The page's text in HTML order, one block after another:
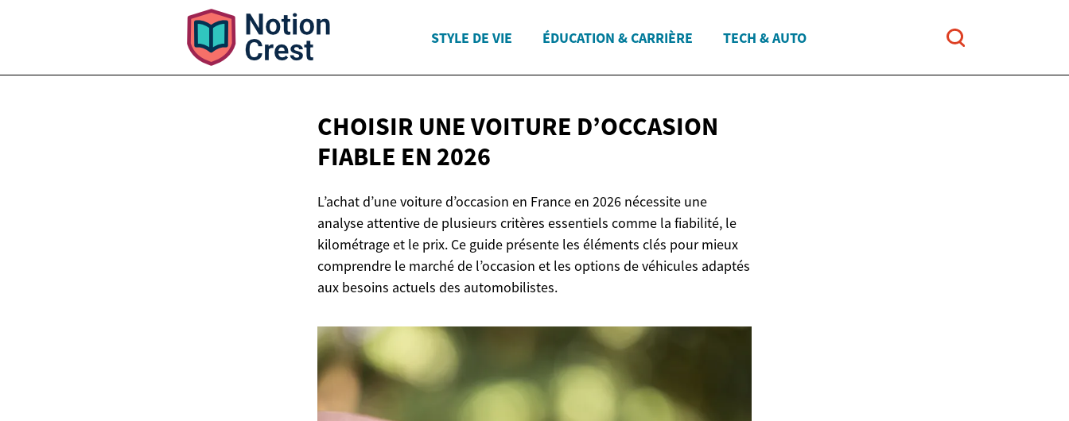
STYLE DE VIE ÉDUCATION & CARRIÈRE TECH & AUTO
CHOISIR UNE VOITURE D’OCCASION
FIABLE EN 2026
L’achat d’une voiture d’occasion en France en 2026 nécessite une
analyse attentive de plusieurs critères essentiels comme la fiabilité, le
kilométrage et le prix. Ce guide présente les éléments clés pour mieux
comprendre le marché de l’occasion et les options de véhicules adaptés
aux besoins actuels des automobilistes.